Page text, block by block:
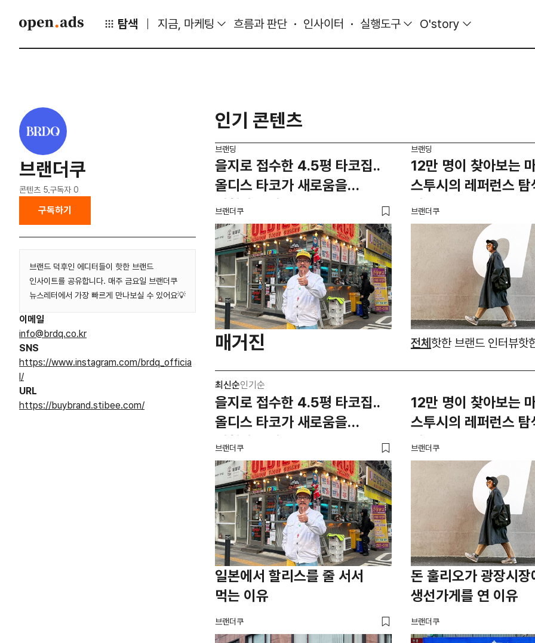
탐색 지금, 마케팅 흐름과 판단 인사이터 실행도구 O'story
브랜더쿠
콘텐츠 5 구독자 0
구독하기
브랜드 덕후인 에디터들이 핫한 브랜드
인사이트를 공유합니다. 매주 금요일 브랜더쿠
뉴스레터에서 가장 빠르게 만나보실 수 있어요💡
이메일
info@brdq.co.kr
SNS
https://www.instagram.com/brdq_officia
l/
URL
https://buybrand.stibee.com/
인기 콘텐츠
브랜딩
을지로 접수한 4.5평 타코집..
올디스 타코가 새로움을
기획하는 방법
브랜더쿠
브랜딩
12만 명이 찾아보는
스투시의 레퍼런스 탐
비결은?
브랜더쿠
매거진 전체 핫한 브랜드 인터뷰핫
최신순인기순
을지로 접수한 4.5평 타코집..
올디스 타코가 새로움을
기획하는 방법
브랜더쿠
12만 명이 찾아보는
스투시의 레퍼런스 탐
비결은?
브랜더쿠
일본에서 할리스를 줄 서서
먹는 이유
브랜더쿠
돈 훌리오가 광장시장
생선가게를 연 이유
브랜더쿠